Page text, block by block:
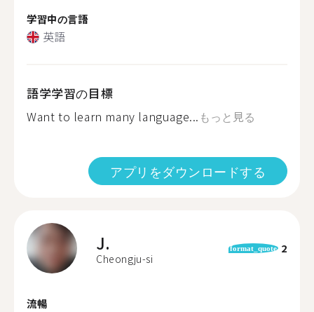
学習中の言語
英語
語学学習の目標
Want to learn many language... もっと見る
アプリをダウンロードする
J.
Cheongju-si
format_quote 2
流暢